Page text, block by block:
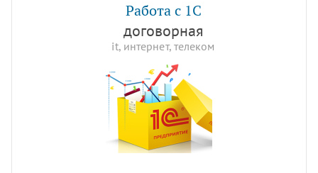
Работа с 1С
договорная
it, интернет, телеком